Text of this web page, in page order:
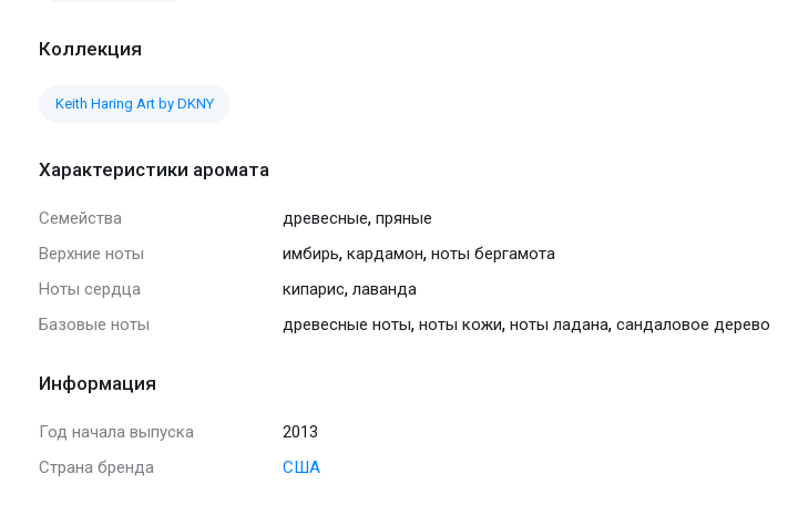
Коллекция
Keith Haring Art by DKNY
Характеристики аромата
Семейства древесные, пряные
Верхние ноты
имбирь, кардамон, ноты бергамота
Ноты сердца
кипарис, лаванда
Базовые ноты
древесные ноты, ноты кожи, ноты ладана, сандаловое дерево
Информация
Год начала выпуска
2013
Страна бренда
США